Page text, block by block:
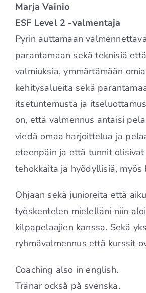
Marja Vainio
ESF Level 2 -valmentaja
Pyrin auttamaan
parantamaan sekä teknisiä
valmiuksia, ymmärtämään
kehitysalueita sekä
itsetuntemusta ja
on, että valmennus antaisi
viedä omaa harjoittelua ja
eteenpäin ja että tunnit
tehokkaita ja hyödyllisiä, myös
Ohjaan sekä junioreita että
työskentelen mielelläni niin
kilpapelaajien kanssa. Sekä
ryhmävalmennus että kurssit
Coaching also in english.
Tränar också på svenska.